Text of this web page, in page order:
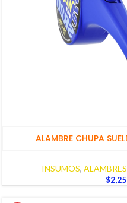
ALAMBRE CHUPA
INSUMOS,
$2,25